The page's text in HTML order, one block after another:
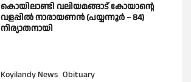
കൊയിലാണ്ടി വലിയമങ്ങാട് കോയാൻ്റെ
വളപ്പിൽ നാരായണൻ (പയ്യന്നൂർ – 84)
നിര്യാതനായി
Koyilandy News Obituary